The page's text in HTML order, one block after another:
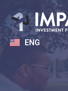
ENG